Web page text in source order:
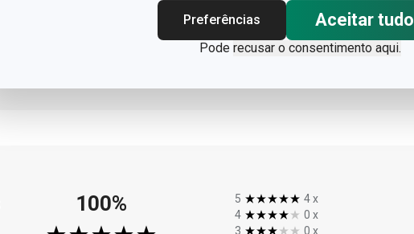
Preferências
Aceitar tudo
Pode recusar o consentimento aqui.
100% 5 4x
4
0 x
3
0 x